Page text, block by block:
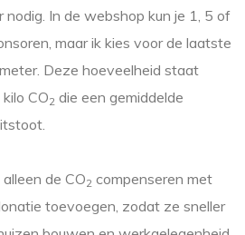
In de webshop kun je 1, 5 of
maar ik kies voor de laatste
Deze hoeveelheid staat
CO2 die een gemiddelde
de CO2 compenseren met
toevoegen, zodat ze sneller